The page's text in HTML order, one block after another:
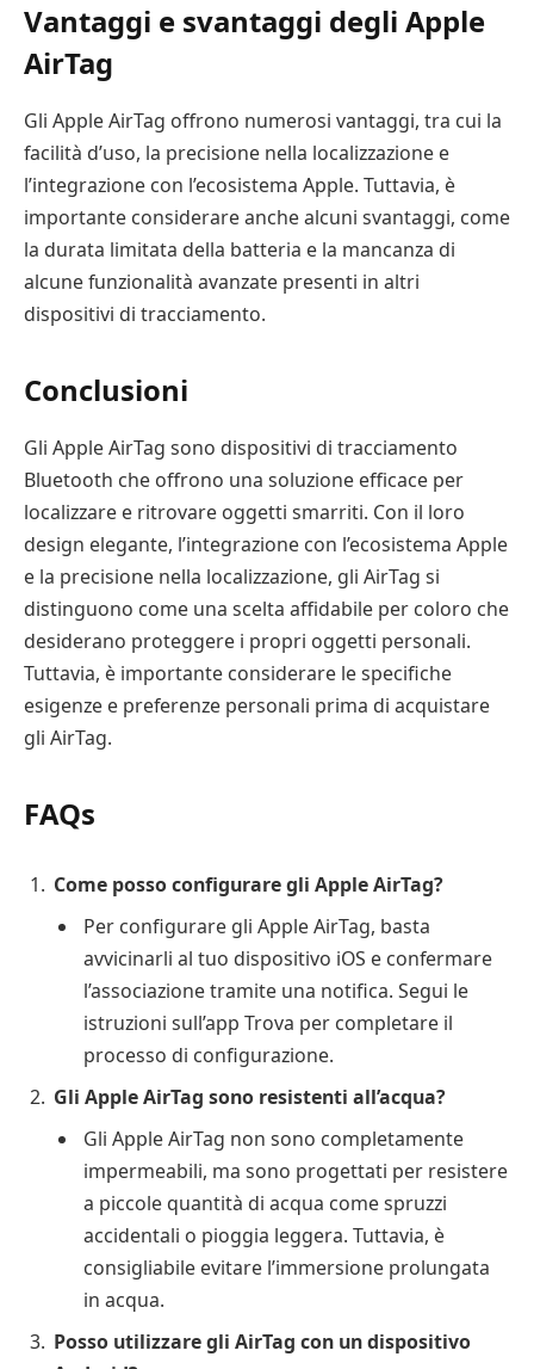
Vantaggi e svantaggi degli Apple
AirTag
Gli Apple AirTag offrono numerosi vantaggi, tra cui la
facilità d’uso, la precisione nella localizzazione e
l’integrazione con l’ecosistema Apple. Tuttavia, è
importante considerare anche alcuni svantaggi, come
la durata limitata della batteria e la mancanza di
alcune funzionalità avanzate presenti in altri
dispositivi di tracciamento.
Conclusioni
Gli Apple AirTag sono dispositivi di tracciamento
Bluetooth che offrono una soluzione efficace per
localizzare e ritrovare oggetti smarriti. Con il loro
design elegante, l’integrazione con l’ecosistema Apple
e la precisione nella localizzazione, gli AirTag si
distinguono come una scelta affidabile per coloro che
desiderano proteggere i propri oggetti personali.
Tuttavia, è importante considerare le specifiche
esigenze e preferenze personali prima di acquistare
gli AirTag.
FAQs
Come posso configurare gli Apple AirTag?
Per configurare gli Apple AirTag, basta
avvicinarli al tuo dispositivo iOS e confermare
l’associazione tramite una notifica. Segui le
istruzioni sull’app Trova per completare il
processo di configurazione.
Gli Apple AirTag sono resistenti all’acqua?
Gli Apple AirTag non sono completamente
impermeabili, ma sono progettati per resistere
a piccole quantità di acqua come spruzzi
accidentali o pioggia leggera. Tuttavia, è
consigliabile evitare l’immersione prolungata
in acqua.
Posso utilizzare gli AirTag con un dispositivo